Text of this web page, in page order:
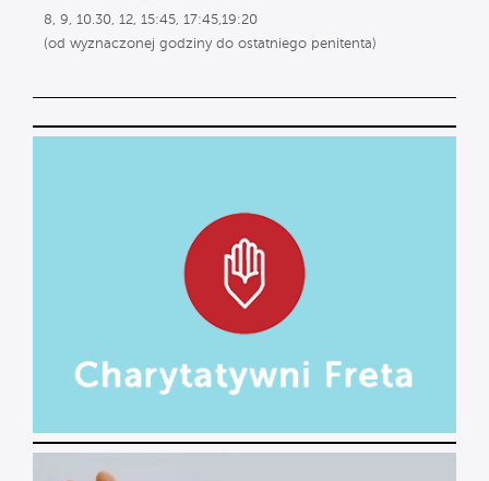
8, 9, 10.30, 12, 15:45, 17:45,19:20
(od wyznaczonej godziny do ostatniego penitenta)